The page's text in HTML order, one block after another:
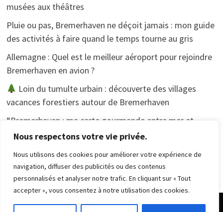
Nous respectons votre vie privée.
Nous utilisons des cookies pour améliorer votre expérience de
navigation, diffuser des publicités ou des contenus
personnalisés et analyser notre trafic. En cliquant sur « Tout
accepter », vous consentez à notre utilisation des cookies.
musées aux théâtres
Pluie ou pas, Bremerhaven ne déçoit jamais : mon guide
des activités à faire quand le temps tourne au gris
Allemagne : Quel est le meilleur aéroport pour rejoindre
Bremerhaven en avion ?
Loin du tumulte urbain : découverte des villages
vacances forestiers autour de Bremerhaven
“Bremerhaven : ma carte gourmande entre mer et
tradition”.
Copyright © 2026Randonnée Pédestre . Alimenté par